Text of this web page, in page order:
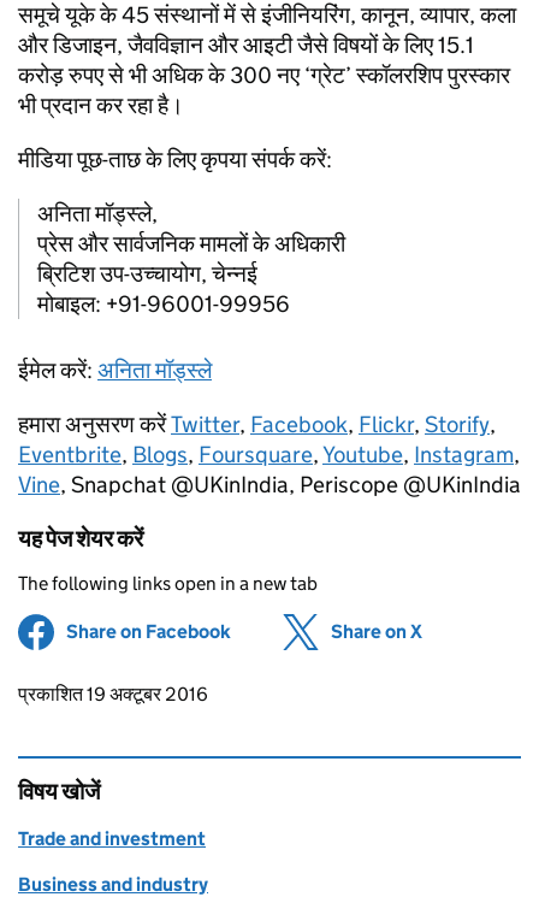
समूचे यूके के 45 संस्थानों में से इंजीनियरिंग, कानून, व्यापार, कला
और डिजाइन, जैवविज्ञान और आइटी जैसे विषयों के लिए 15.1
करोड़ रुपए से भी अधिक के 300 नए ‘ग्रेट’ स्कॉलरशिप पुरस्कार
भी प्रदान कर रहा है।
मीडिया पूछ-ताछ के लिए कृपया संपर्क करें:
अनिता मॉड्स्ले,
प्रेस और सार्वजनिक मामलों के अधिकारी
ब्रिटिश उप-उच्चायोग, चेन्नई
मोबाइल: +91-96001-99956
ईमेल करें: अनिता मॉड्स्ले
हमारा अनुसरण करेंTwitter, Facebook, Flickr, Storify,
Eventbrite, Blogs, Foursquare,Youtube, Instagram,
Vine, Snapchat @UKinIndia, Periscope @UKinIndia
यह पेज शेयर करें
The following links open in a new tab
Share on Facebook (opens in new tab)
Share on X
Updates to this page
प्रकाशित 19 अक्टूबर 2016
विषय खोजें
Trade and investment
Business and industry